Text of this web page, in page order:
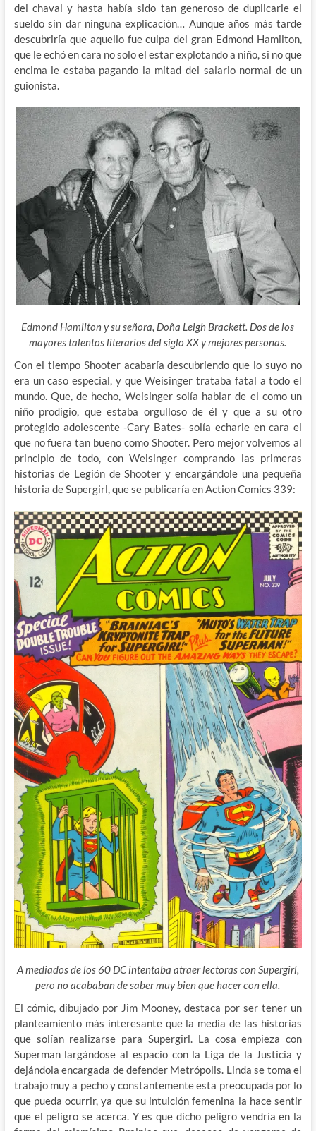
del chaval y hasta había sido tan generoso de duplicarle el
sueldo sin dar ninguna explicación… Aunque años más tarde
descubriría que aquello fue culpa del gran Edmond Hamilton,
que le echó en cara no solo el estar explotando a niño, si no que
encima le estaba pagando la mitad del salario normal de un
guionista.
Edmond Hamilton y su señora, Doña Leigh Brackett. Dos de los
mayores talentos literarios del siglo XX y mejores personas.
Con el tiempo Shooter acabaría descubriendo que lo suyo no
era un caso especial, y que Weisinger trataba fatal a todo el
mundo. Que, de hecho, Weisinger solía hablar de el como un
niño prodigio, que estaba orgulloso de él y que a su otro
protegido adolescente -Cary Bates- solía echarle en cara el
que no fuera tan bueno como Shooter. Pero mejor volvemos al
principio de todo, con Weisinger comprando las primeras
historias de Legión de Shooter y encargándole una pequeña
historia de Supergirl, que se publicaría en Action Comics 339:
A mediados de los 60 DC intentaba atraer lectoras con Supergirl,
pero no acababan de saber muy bien que hacer con ella.
El cómic, dibujado por Jim Mooney, destaca por ser tener un
planteamiento más interesante que la media de las historias
que solían realizarse para Supergirl. La cosa empieza con
Superman largándose al espacio con la Liga de la Justicia y
dejándola encargada de defender Metrópolis. Linda se toma el
trabajo muy a pecho y constantemente esta preocupada por lo
que pueda ocurrir, ya que su intuición femenina la hace sentir
que el peligro se acerca. Y es que dicho peligro vendría en la